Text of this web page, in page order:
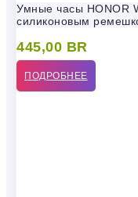
Умные часы HONOR
силиконовым
445,00 BR
ПОДРОБНЕЕ